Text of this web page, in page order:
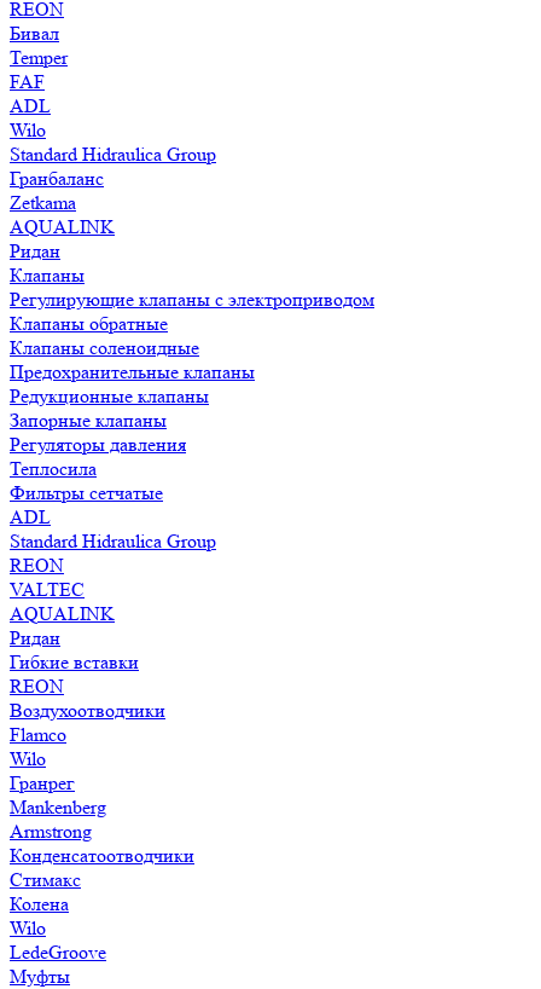
REON
Бивал
Temper
FAF
ADL
Wilo
Standard Hidraulica Group
Гранбаланс
Zetkama
AQUALINK
Ридан
Клапаны
Регулирующие клапаны с электроприводом
Клапаны обратные
Клапаны соленоидные
Предохранительные клапаны
Редукционные клапаны
Запорные клапаны
Регуляторы давления
Теплосила
Фильтры сетчатые
ADL
Standard Hidraulica Group
REON
VALTEC
AQUALINK
Ридан
Гибкие вставки
REON
Воздухоотводчики
Flamco
Wilo
Гранрег
Mankenberg
Armstrong
Конденсатоотводчики
Стимакс
Колена
Wilo
LedeGroove
Муфты